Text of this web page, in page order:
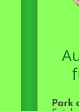
Park